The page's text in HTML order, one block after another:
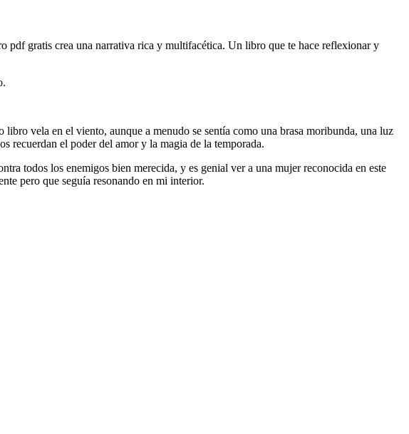
pdf gratis crea una narrativa rica y multifacética. Un libro que te hace reflexionar y
vela en el viento, aunque a menudo se sentía como una brasa moribunda, una luz
recuerdan el poder del amor y la magia de la temporada.
todos los enemigos bien merecida, y es genial ver a una mujer reconocida en este
pero que seguía resonando en mi interior.